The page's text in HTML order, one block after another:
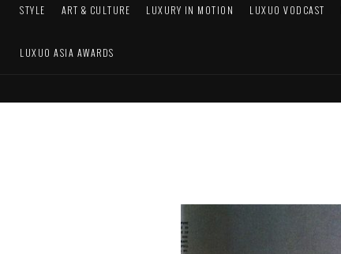
STYLE ART & CULTURE LUXURY IN MOTION LUXUO VODCAST
LUXUO ASIA AWARDS